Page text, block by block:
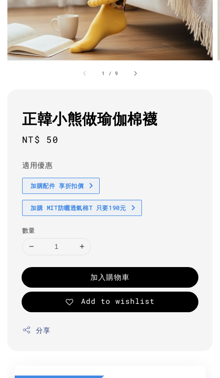
1 /9
正韓小熊做瑜伽棉襪
Regular
NT$ 50
適用優惠
加購配件 享折扣價
加購 MIT防曬透氣棉T 只要190元
數量
加入購物車
Add to wishlist
分享